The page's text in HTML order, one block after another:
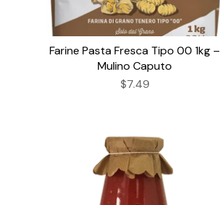
Farine Pasta Fresca Tipo 00 1kg –
Mulino Caputo
$7.49